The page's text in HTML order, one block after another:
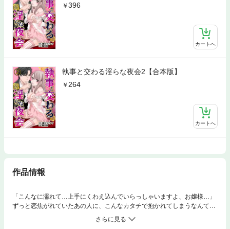
396
カートへ
執事と交わる淫らな夜会2【合本版】
264
カートへ
作品情報
「こんなに濡れて…上手にくわえ込んでいらっしゃいますよ、お嬢様…」
ずっと恋焦がれていたあの人に、こんなカタチで抱かれてしまうなんて―
―…地味で恋愛経験なしの処女ＯＬ・梅子は、初恋の相手でもある執事・
殿城彩鶯(とのしろさいおう)に再会する。しかし、梅子は本家から縁談話